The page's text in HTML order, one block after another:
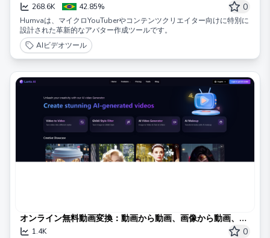
268.6K 42.85% 0
Humvaは、マイクロYouTuberやコンテンツクリエイター向けに特別に
設計された革新的なアバター作成ツールです。
AIビデオツール
オンライン無料動画変換：動画から動画、画像から動画、テ
キストから動画
1.4K 0